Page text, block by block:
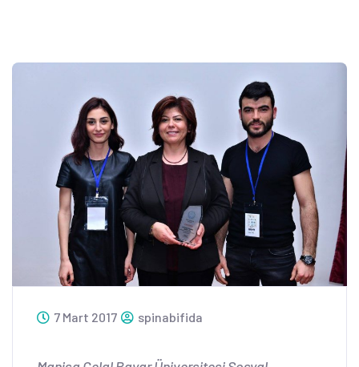
7 Mart 2017 spinabifida